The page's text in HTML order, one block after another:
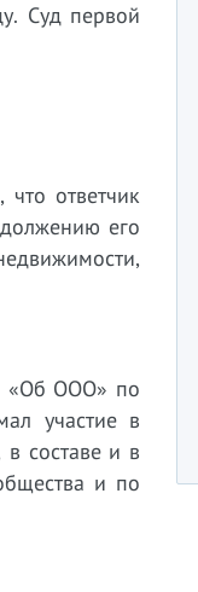
Суд первой
ответчик
его
«Об ООО» по
участие в
составе и в
и по